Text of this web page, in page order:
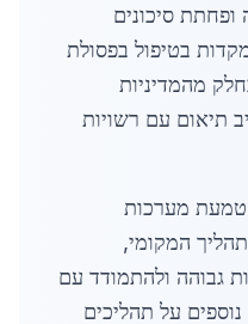
ופחתת סיכונים
בטיפול בפסולת
מהמדיניות
תיאום עם רשויות
מערכות
המקומי,
גבוהה ולהתמודד עם
על תהליכים